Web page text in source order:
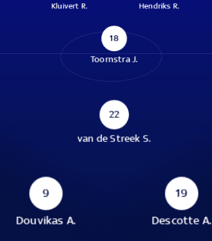
Kluivert R. Hendriks R.
18
Toornstra J.
22
van de Streek S.
9
Douvikas A.
19
Descotte A.